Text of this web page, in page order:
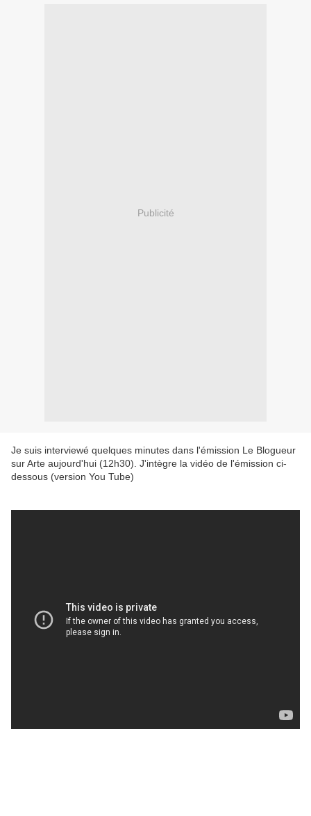
Publicité
Je suis interviewé quelques minutes dans l'émission Le Blogueur
sur Arte aujourd'hui (12h30). J'intègre la vidéo de l'émission ci-
dessous (version You Tube)